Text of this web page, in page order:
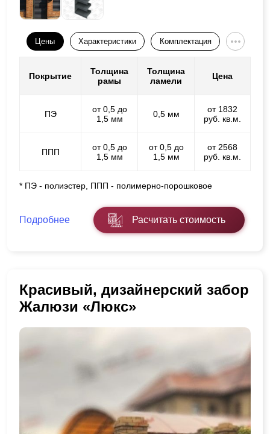
Цены Характеристики Комплектация
Покрытие
Толщина
рамы
Толщина
ламели
Цена
ПЭ
от 0,5 до
1,5 мм
0,5 мм
от 1832
руб. кв.м.
ППП
от 0,5 до
1,5 мм
от 0,5 до
1,5 мм
от 2568
руб. кв.м.
* ПЭ - полиэстер, ППП - полимерно-порошковое
Подробнее Расчитать стоимость
Красивый, дизайнерский забор
Жалюзи «Люкс»